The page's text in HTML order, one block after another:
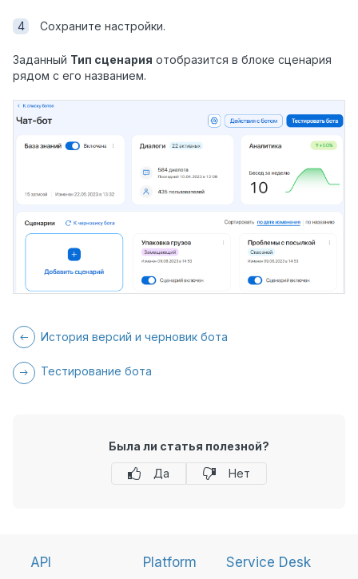
Cохраните настройки.
Заданный Тип сценария отобразится в блоке сценария
рядом с его названием.
История версий и черновик бота
Тестирование бота
Была ли статья полезной?
Да
Нет
API
Platform
Service Desk